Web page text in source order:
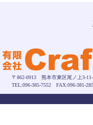
〒862-0913 熊本市東区尾ノ上3-
TEL:096-385-7552 FAX:096-381-